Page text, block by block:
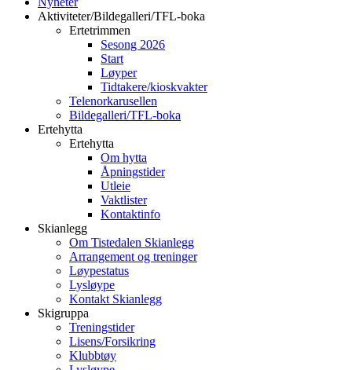
Aktiviteter/Bildegalleri/TFL-boka
Ertetrimmen
Sesong 2026
Start
Løyper
Tidtakere/kioskvakter
Telenorkarusellen
Bildegalleri/TFL-boka
Ertehytta
Ertehytta
Om hytta
Åpningstider
Utleie
Vaktlister
Kontaktinfo
Skianlegg
Om Tistedalen Skianlegg
Arrangement og treninger
Løypestatus
Lysløype
Kontakt Skianlegg
Skigruppa
Treningstider
Lisens/Forsikring
Klubbtøy